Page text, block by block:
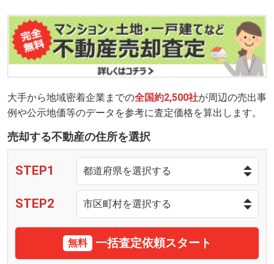
大手から地域密着企業までの全国約2,500社が周辺の売出事
例や公示地価等のデータを参考に査定価格を算出します。
売却する不動産の住所を選択
STEP1
STEP2
無料 一括査定依頼スタート